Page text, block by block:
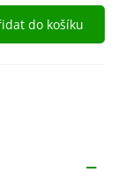
do košíku